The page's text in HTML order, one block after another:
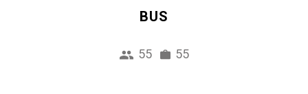
BUS
55 55